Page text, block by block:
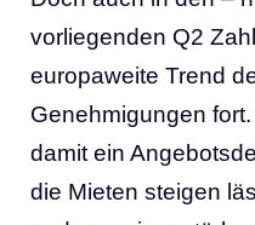
vorliegenden Q2
europaweite Trend
Genehmigungen
damit ein
die Mieten steigen